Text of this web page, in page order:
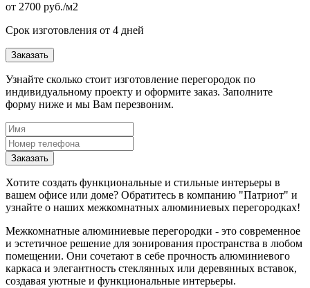
от 2700 руб./м2
Срок изготовления от 4 дней
Заказать
Узнайте сколько стоит изготовление перегородок по
индивидуальному проекту и оформите заказ. Заполните
форму ниже и мы Вам перезвоним.
Хотите создать функциональные и стильные интерьеры в
вашем офисе или доме? Обратитесь в компанию "Патриот" и
узнайте о наших межкомнатных алюминиевых перегородках!
Межкомнатные алюминиевые перегородки - это современное
и эстетичное решение для зонирования пространства в любом
помещении. Они сочетают в себе прочность алюминиевого
каркаса и элегантность стеклянных или деревянных вставок,
создавая уютные и функциональные интерьеры.